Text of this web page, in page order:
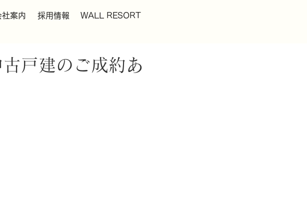
社案内 採用情報 WALL RESORT
戸建のご成約あ